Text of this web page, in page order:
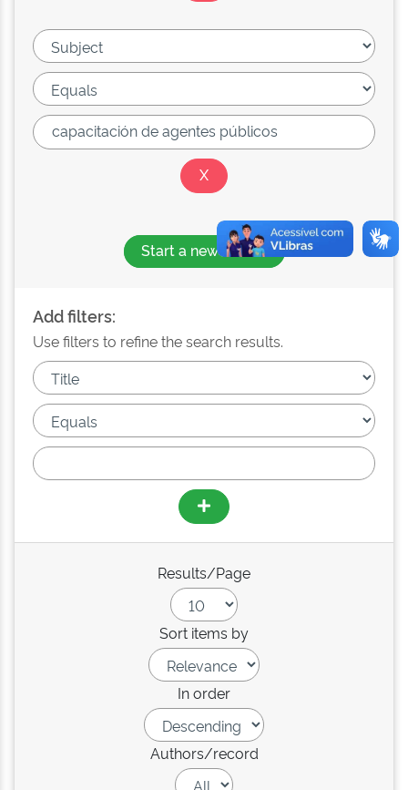
Start a new search
Add filters:
Use filters to refine the search results.
Results/Page
Sort items by
In order
Authors/record